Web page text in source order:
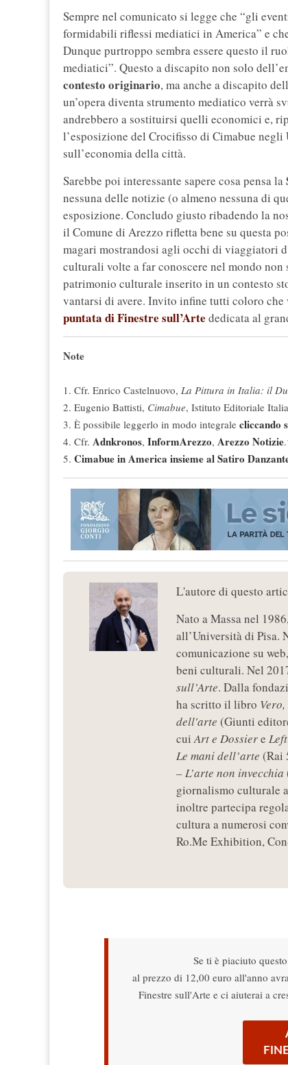
Sempre nel comunicato si legge che “gli
formidabili riflessi mediatici in America” e
Dunque purtroppo sembra essere questo il
mediatici”. Questo a discapito non solo
contesto originario, ma anche a discapito
un’opera diventa strumento mediatico verrà
andrebbero a sostituirsi quelli economici e,
l’esposizione del Crocifisso di Cimabue
sull’economia della città.
Sarebbe poi interessante sapere cosa pensa la
nessuna delle notizie (o almeno nessuna di
esposizione. Concludo giusto ribadendo la
il Comune di Arezzo rifletta bene su questa
magari mostrandosi agli occhi di viaggiatori
culturali volte a far conoscere nel mondo
patrimonio culturale inserito in un contesto
vantarsi di avere. Invito infine tutti coloro
puntata di Finestre sull’Arte dedicata al
Note
1 . Cfr. Enrico Castelnuovo, La Pittura in Italia: il
2. Eugenio Battisti, Cimabue, Istituto Editoriale
3. È possibile leggerlo in modo integrale cliccando
4. Cfr. Adnkronos, InformArezzo, Arezzo Notizie.
5. Cimabue in America insieme al Satiro
L'autore di questo
Nato a Massa nel
all’Università di Pisa.
comunicazione su
beni culturali. Nel
sull’Arte. Dalla
ha scritto il libro
dell'arte (Giunti
cuiArt e Dossiere Left
Le mani dell’arte (Rai
– L’arte non invecchia
giornalismo culturale
inoltre partecipa
cultura a numerosi
Ro.Me Exhibition,
Se ti è piaciuto
al prezzo di 12,00 euro all'anno
Finestre sull'Arte e ci aiuterai a